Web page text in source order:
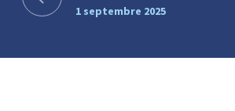
1 septembre 2025